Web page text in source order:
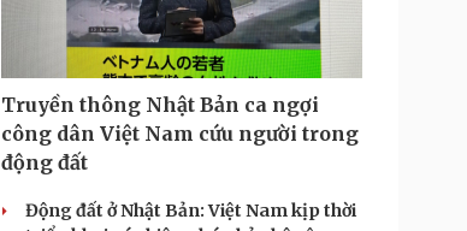
Truyền thông Nhật Bản ca ngợi
công dân Việt Nam cứu người trong
động đất
Động đất ở Nhật Bản: Việt Nam kịp thời